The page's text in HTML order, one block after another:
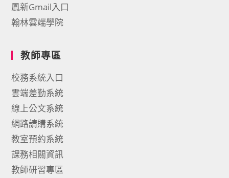
鳳新Gmail入口
翰林雲端學院
教師專區
校務系統入口
雲端差勤系統
線上公文系統
網路請購系統
教室預約系統
課務相關資訊
教師研習專區